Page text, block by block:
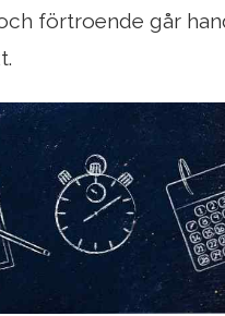
förtroende går